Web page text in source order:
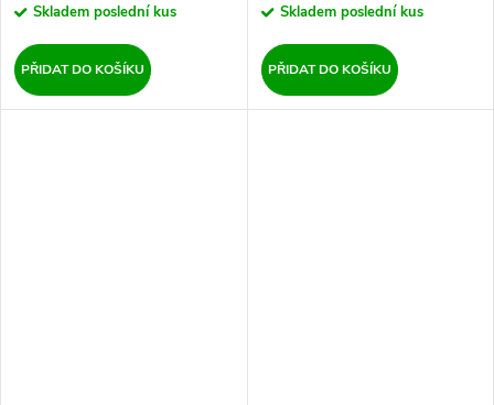
Skladem poslední kus
PŘIDAT DO KOŠÍKU
Skladem poslední kus
PŘIDAT DO KOŠÍKU